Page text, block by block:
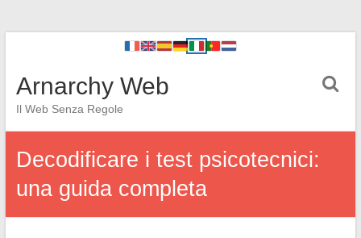
Arnarchy Web
Il Web Senza Regole
Decodificare i test psicotecnici:
una guida completa